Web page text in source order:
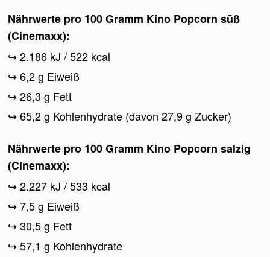
Nährwerte pro 100 Gramm Kino Popcorn süß
(Cinemaxx):
2.186 kJ / 522 kcal
6,2 g Eiweiß
26,3 g Fett
65,2 g Kohlenhydrate (davon 27,9 g Zucker)
Nährwerte pro 100 Gramm Kino Popcorn salzig
(Cinemaxx):
2.227 kJ / 533 kcal
7,5 g Eiweiß
30,5 g Fett
57,1 g Kohlenhydrate